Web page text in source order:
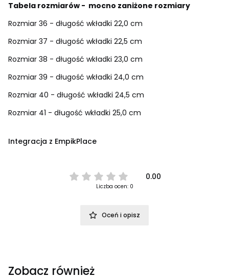
Tabela rozmiarów - mocno zaniżone rozmiary
Rozmiar 36 - długość wkładki 22,0 cm
Rozmiar 37 - długość wkładki 22,5 cm
Rozmiar 38 - długość wkładki 23,0 cm
Rozmiar 39 - długość wkładki 24,0 cm
Rozmiar 40 - długość wkładki 24,5 cm
Rozmiar 41 - długość wkładki 25,0 cm
Integracja z EmpikPlace
0.00
Liczba ocen: 0
Oceń i opisz
Zobacz również